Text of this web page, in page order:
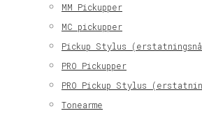
MM Pickupper
MC pickupper
Pickup Stylus
PRO Pickupper
PRO Pickup Stylus
Tonearme